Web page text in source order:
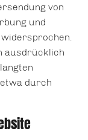
von
und
ausdrücklich
durch